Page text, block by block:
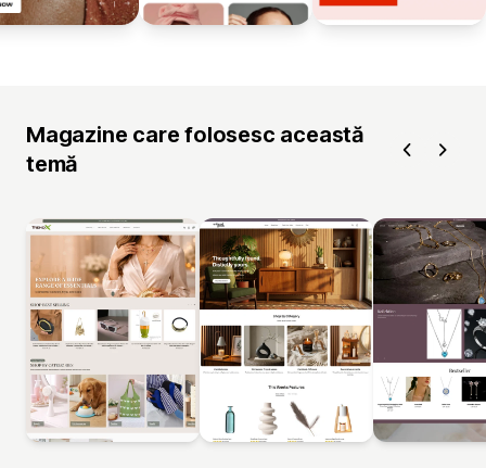
Magazine care folosesc această
temă